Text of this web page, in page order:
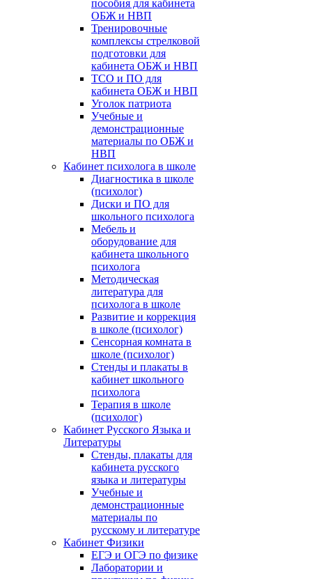
пособия для кабинета
ОБЖ и НВП
Тренировочные
комплексы стрелковой
подготовки для
кабинета ОБЖ и НВП
ТСО и ПО для
кабинета ОБЖ и НВП
Уголок патриота
Учебные и
демонстрационные
материалы по ОБЖ и
НВП
Кабинет психолога в школе
Диагностика в школе
(психолог)
Диски и ПО для
школьного психолога
Мебель и
оборудование для
кабинета школьного
психолога
Методическая
литература для
психолога в школе
Развитие и коррекция
в школе (психолог)
Сенсорная комната в
школе (психолог)
Стенды и плакаты в
кабинет школьного
психолога
Терапия в школе
(психолог)
Кабинет Русского Языка и
Литературы
Стенды, плакаты для
кабинета русского
языка и литературы
Учебные и
демонстрационные
материалы по
русскому и литературе
Кабинет Физики
ЕГЭ и ОГЭ по физике
Лаборатории и